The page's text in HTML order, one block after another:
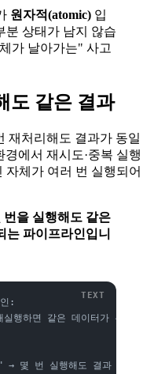
원자적(atomic) 입
분 상태가 남지 않습
가 날아가는" 사고
도 같은 결과
재처리해도 결과가 동일
경에서 재시도·중복 실행
자체가 여러 번 실행되어
을 실행해도 같은
파이프라인입니
:
행하면 같은 데이터가 두 번
→ 몇 번 실행해도 결과 동일